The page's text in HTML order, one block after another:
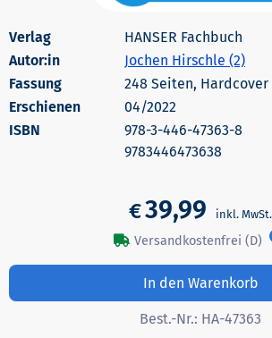
HANSER Fachbuch
Autor:in
Jochen Hirschle (2)
248 Seiten, Hardcover
Erschienen
04/2022
978-3-446-47363-8
9783446473638
€39,99
Versandkostenfrei (D)
In den Warenkorb
Best.-Nr.: HA-47363